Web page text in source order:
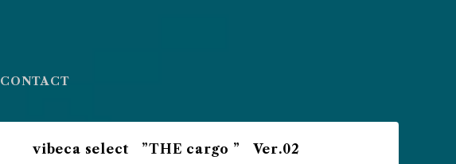
CONTACT
vibeca select ”THE cargo ” Ver.02